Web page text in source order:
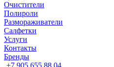
Очистители
Полироли
Размораживатели
Салфетки
Услуги
Контакты
Бренды
+7 905 655 88 04